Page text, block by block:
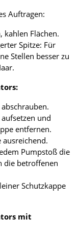
Auftragen:
kahlen Flächen.
Spitze: Für
Stellen besser zu
und
entfernen.
Pumpstoß die
die betroffenen
Schutzkappe
mit